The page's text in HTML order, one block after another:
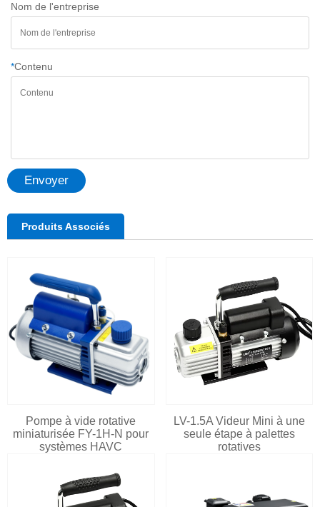
Nom de l'entreprise
*Contenu
Envoyer
Produits Associés
Pompe à vide rotative
miniaturisée FY-1H-N pour
systèmes HAVC
LV-1.5A Videur Mini à une
seule étape à palettes
rotatives